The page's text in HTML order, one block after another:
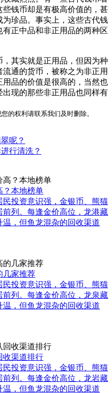
些钱币却是有极高价值的，甚
珍品。事实上，这些古代钱
正中品和非正用品的两种区
其实就是正用品，但因为种
通的货币，被称之为非正用
品的价值是很高的，当然也
现的那些非正用品也同样有
的权利请联系我们及时删除。
呢？
行清洗？
？本地榜单
投资意识强，金银币、熊猫
列。每逢金价高位，龙港藏
，但鱼龙混杂的回收渠道
几家推荐
投资意识强，金银币、熊猫
列。每逢金价高位，龙泉藏
，但鱼龙混杂的回收渠道
收渠道排行
投资意识强，金银币、熊猫
列。每逢金价高位，龙岩藏
，但鱼龙混杂的回收渠道